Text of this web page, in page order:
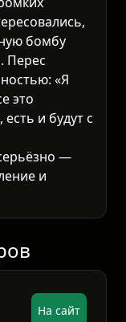
бомбу
Перес
«Я
это
и будут с
—
и
На сайт